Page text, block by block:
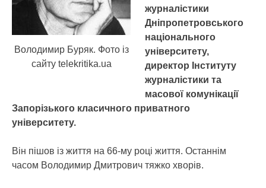
Володимир Буряк. Фото із
сайту telekritika.ua
журналістики
Дніпропетровського
національного
університету,
директор Інституту
журналістики та
масової комунікації
Запорізького класичного приватного
університету.
Він пішов із життя на 66-му році життя. Останнім
часом Володимир Дмитрович тяжко хворів.